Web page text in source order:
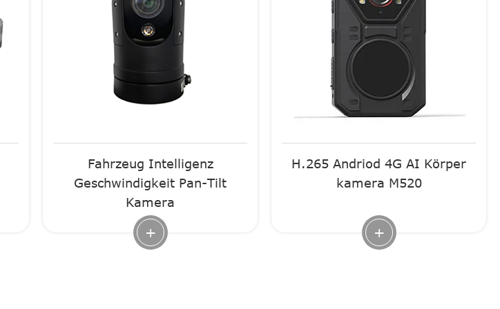
Fahrzeug Intelligenz
Geschwindigkeit Pan-Tilt
Kamera
+
H.265 Andriod 4G AI Körper
kamera M520
+